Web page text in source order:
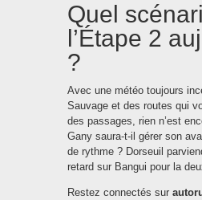
Quel
l’Étape 2
?
Avec une météo toujours
Sauvage et des routes qui
des passages, rien n’est
Gany saura-t-il gérer son
de rythme ? Dorseuil
retard sur Bangui pour la
Restez connectés sur